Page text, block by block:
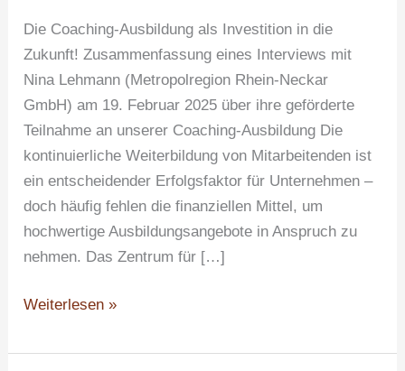
Die Coaching-Ausbildung als Investition in die
Zukunft! Zusammenfassung eines Interviews mit
Nina Lehmann (Metropolregion Rhein-Neckar
GmbH) am 19. Februar 2025 über ihre geförderte
Teilnahme an unserer Coaching-Ausbildung Die
kontinuierliche Weiterbildung von Mitarbeitenden ist
ein entscheidender Erfolgsfaktor für Unternehmen –
doch häufig fehlen die finanziellen Mittel, um
hochwertige Ausbildungsangebote in Anspruch zu
nehmen. Das Zentrum für […]
Weiterlesen »